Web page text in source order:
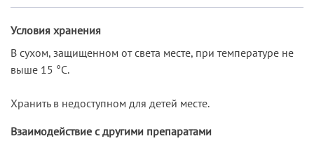
Условия хранения
В сухом, защищенном от света месте, при температуре не
выше 15 °С.
Хранить в недоступном для детей месте.
Взаимодействие с другими препаратами